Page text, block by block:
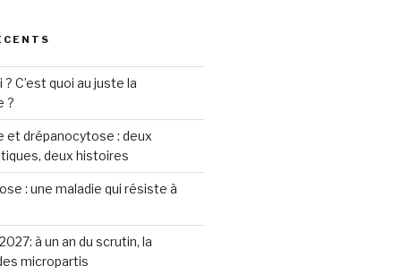
C’est quoi au juste la
?
et drépanocytose : deux
deux histoires
: une maladie qui résiste à
à un an du scrutin, la
micropartis